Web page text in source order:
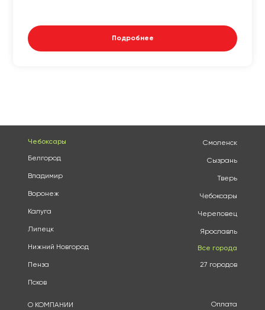
Подробнее
Чебоксары
Белгород
Владимир
Воронеж
Калуга
Липецк
Нижний Новгород
Пенза
Псков
Смоленск
Сызрань
Тверь
Чебоксары
Череповец
Ярославль
Все города
27 городов
О КОМПАНИИ Оплата